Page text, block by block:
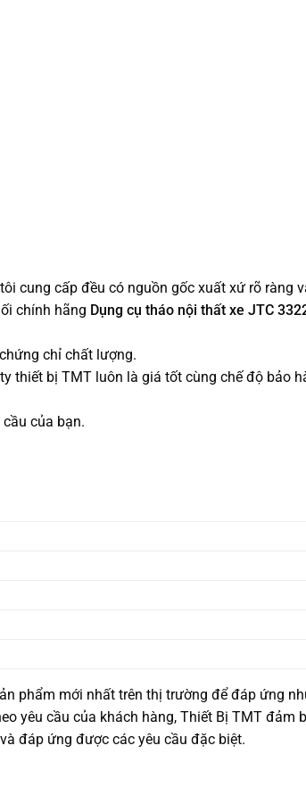
cung cấp đều có nguồn gốc xuất xứ rõ ràng
chính hãng Dụng cụ tháo nội thất xe JTC
chỉ chất lượng.
thiết bị TMT luôn là giá tốt cùng chế độ bảo
của bạn.
phẩm mới nhất trên thị trường để đáp ứng
yêu cầu của khách hàng, Thiết Bị TMT đảm
đáp ứng được các yêu cầu đặc biệt.